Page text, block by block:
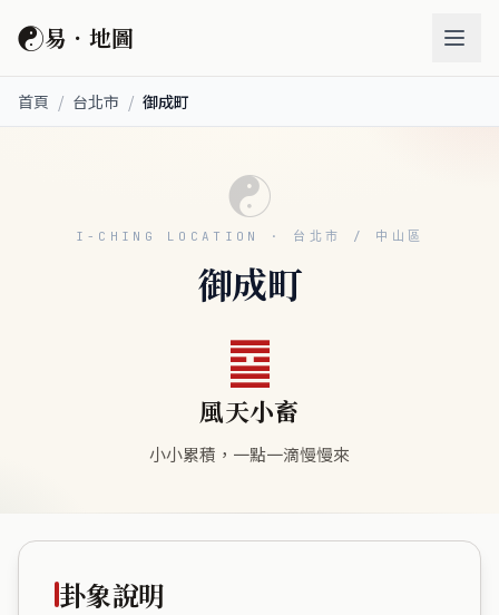
☯易．地圖
首頁 / 台北市 / 御成町
☯
I-CHING LOCATION · 台北市 / 中山區
御成町
䷈
風天小畜
小小累積，一點一滴慢慢來
卦象說明